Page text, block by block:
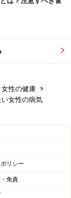
女性の健康
>
女性の病気
リシー
免責